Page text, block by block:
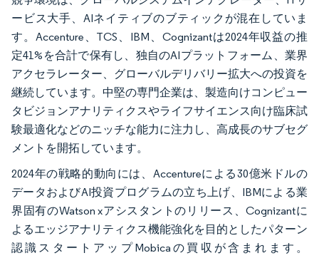
ービス大手、AIネイティブのブティックが混在していま
す。Accenture、TCS、IBM、Cognizantは2024年収益の推
定41%を合計で保有し、独自のAIプラットフォーム、業界
アクセラレーター、グローバルデリバリー拡大への投資を
継続しています。中堅の専門企業は、製造向けコンピュー
タビジョンアナリティクスやライフサイエンス向け臨床試
験最適化などのニッチな能力に注力し、高成長のサブセグ
メントを開拓しています。
2024年の戦略的動向には、Accentureによる30億米ドルの
データおよびAI投資プログラムの立ち上げ、IBMによる業
界固有のWatson xアシスタントのリリース、Cognizantに
よるエッジアナリティクス機能強化を目的としたパターン
認識スタートアップMobicaの買収が含まれます。